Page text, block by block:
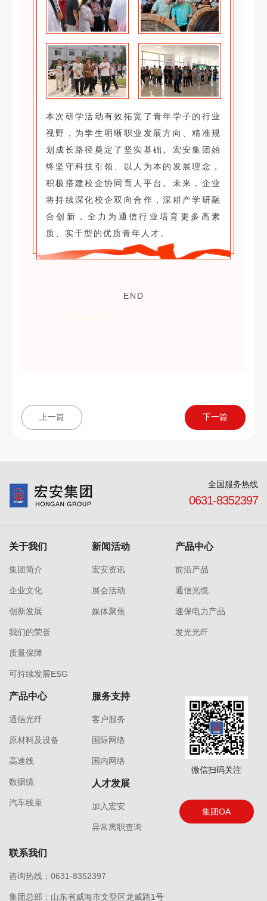
本次研学活动有效拓宽了青年学子的行业
视野，为学生明晰职业发展方向、精准规
划成长路径奠定了坚实基础。宏安集团始
终坚守科技引领、以人为本的发展理念，
积极搭建校企协同育人平台。未来，企业
将持续深化校企双向合作，深耕产学研融
合创新，全力为通信行业培育更多高素
质、实干型的优质青年人才。
END
上一篇 下一篇
全国服务热线
0631-8352397
关于我们
集团简介
企业文化
创新发展
我们的荣誉
质量保障
可持续发展ESG
新闻活动
宏安资讯
展会活动
媒体聚焦
产品中心
前沿产品
通信光缆
速保电力产品
发光光纤
产品中心
通信光纤
原材料及设备
高速线
数据缆
汽车线束
服务支持
客户服务
国际网络
国内网络
人才发展
加入宏安
异常离职查询
微信扫码关注
集团OA
联系我们
咨询热线：0631-8352397
集团总部：山东省威海市文登区龙威路1号